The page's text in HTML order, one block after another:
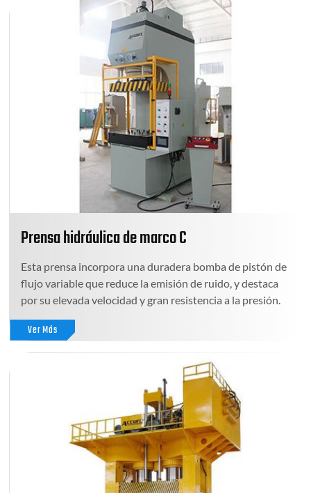
Prensa hidráulica de marco C
Esta prensa incorpora una duradera bomba de pistón de
flujo variable que reduce la emisión de ruido, y destaca
por su elevada velocidad y gran resistencia a la presión.
Ver Más